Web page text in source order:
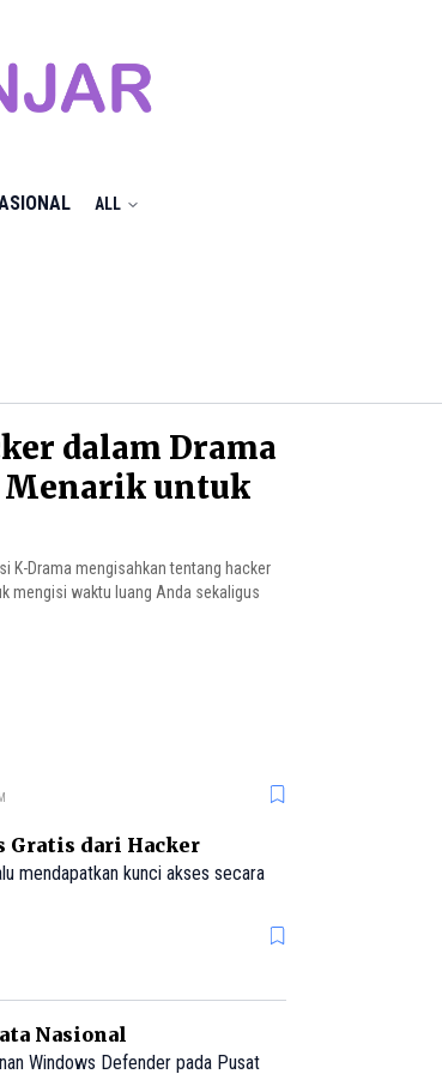
ALL
dalam Drama
Menarik untuk
K-Drama mengisahkan tentang hacker
mengisi waktu luang Anda sekaligus
Gratis dari Hacker
mendapatkan kunci akses secara
Nasional
Windows Defender pada Pusat